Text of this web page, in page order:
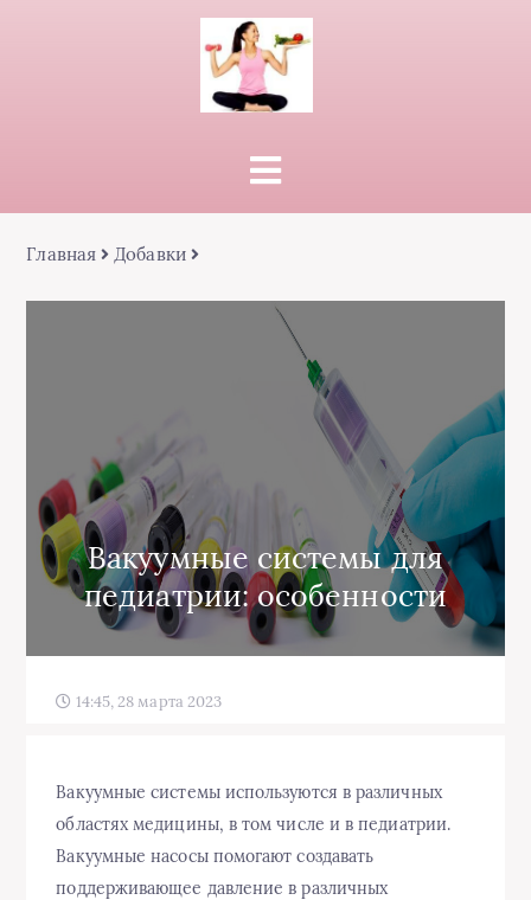
Главная Добавки
Вакуумные системы для
педиатрии: особенности
14:45, 28 марта 2023
Вакуумные системы используются в различных
областях медицины, в том числе и в педиатрии.
Вакуумные насосы помогают создавать
поддерживающее давление в различных